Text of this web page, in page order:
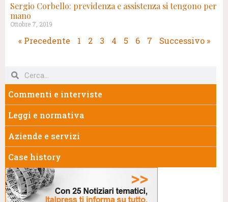
Sergio Corbello: previdenza e assistenza si tengono per
mano
Ottobre 7, 2019
« Precedente 1 2 3 4 5 6 7 Successivo »
Commenti e interviste
Leggi e normativa
Aziende e servizi
Case history